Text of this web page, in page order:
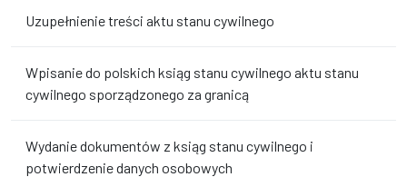
Uzupełnienie treści aktu stanu cywilnego
Wpisanie do polskich ksiąg stanu cywilnego aktu stanu
cywilnego sporządzonego za granicą
Wydanie dokumentów z ksiąg stanu cywilnego i
potwierdzenie danych osobowych